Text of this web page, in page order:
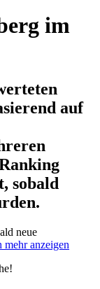
im
auf
sobald
neue
mehr anzeigen